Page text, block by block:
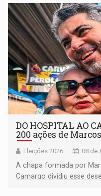
DO HOSPITAL AO
200 ações de
Eleições 2026 08 de
A chapa formada por
Camargo dividiu esse